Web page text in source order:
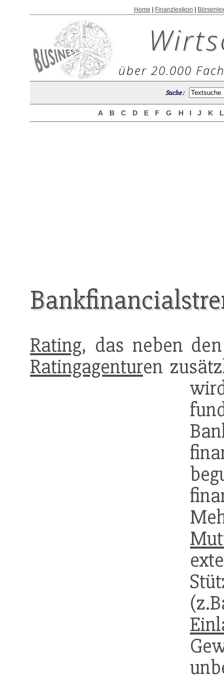
Home Finanzlexikon
über 20.000
Suche :
A B C D E F G H I J K
Rating, das neben
Ratingagenturen